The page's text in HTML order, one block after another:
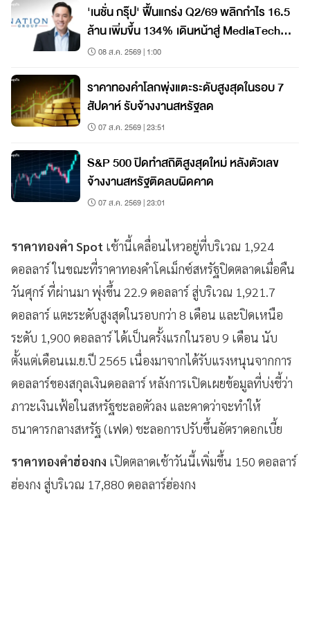
'เนชั่น กรุ๊ป' ฟื้นแกร่ง Q2/69 พลิกกำไร 16.5
ล้าน เพิ่มขึ้น 134% เดินหน้าสู่ MediaTech
เต็มรูปแบบ
08 ส.ค. 2569 | 1:00
ราคาทองคำโลกพุ่งแตะระดับสูงสุดในรอบ 7
สัปดาห์ รับจ้างงานสหรัฐลด
07 ส.ค. 2569 | 23:51
S&P 500 ปิดทำสถิติสูงสุดใหม่ หลังตัวเลข
จ้างงานสหรัฐติดลบผิดคาด
07 ส.ค. 2569 | 23:01
ราคาทองคำ Spot เช้านี้เคลื่อนไหวอยู่ที่บริเวณ 1,924
ดอลลาร์ ในขณะที่ราคาทองคำโคเม็กซ์สหรัฐปิดตลาดเมื่อคืน
วันศุกร์ ที่ผ่านมา พุ่งขึ้น 22.9 ดอลลาร์ สู่บริเวณ 1,921.7
ดอลลาร์ แตะระดับสูงสุดในรอบกว่า 8 เดือน และปิดเหนือ
ระดับ 1,900 ดอลลาร์ ได้เป็นครั้งแรกในรอบ 9 เดือน นับ
ตั้งแต่เดือนเม.ย.ปี 2565 เนื่องมาจากได้รับแรงหนุนจากการ
ดอลลาร์ของสกุลเงินดอลลาร์ หลังการเปิดเผยข้อมูลที่บ่งชี้ว่า
ภาวะเงินเฟ้อในสหรัฐชะลอตัวลง และคาดว่าจะทำให้
ธนาคารกลางสหรัฐ (เฟด) ชะลอการปรับขึ้นอัตราดอกเบี้ย
ราคาทองคําฮ่องกง เปิดตลาดเช้าวันนี้เพิ่มขึ้น 150 ดอลลาร์
ฮ่องกง สู่บริเวณ 17,880 ดอลลาร์ฮ่องกง